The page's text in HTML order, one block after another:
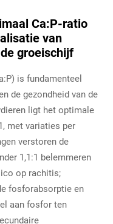
Ca:P-ratio
van
groeischijf
is fundamenteel
de gezondheid van de
ligt het optimale
met variaties per
verstoren de
1,1:1 belemmeren
op rachitis;
fosforabsorptie en
aan fosfor ten